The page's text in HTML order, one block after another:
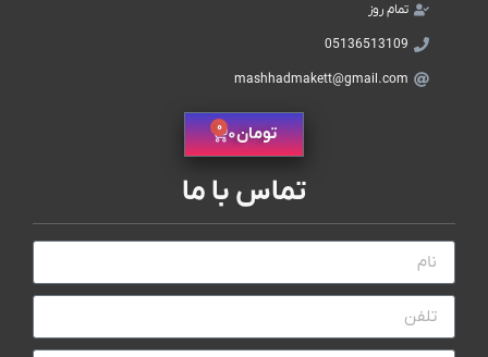
تمام روز
05136513109
mashhadmakett@gmail.com
تومان0
0
تماس با ما